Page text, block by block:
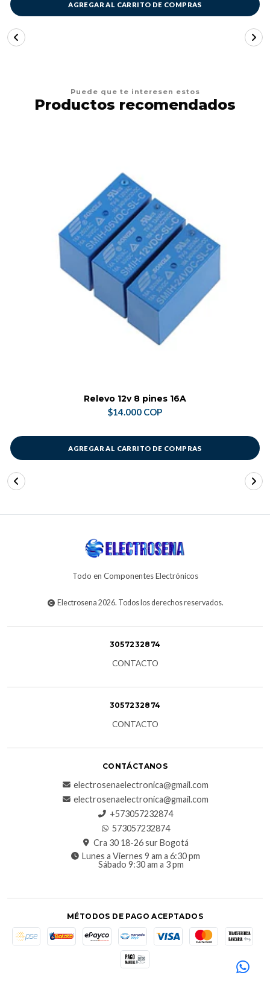
AGREGAR AL CARRITO DE COMPRAS
Puede que te interesen estos
Productos recomendados
Relevo 12v 8 pines 16A
$14.000 COP
AGREGAR AL CARRITO DE COMPRAS
Todo en Componentes Electrónicos
Electrosena 2026. Todos los derechos reservados.
3057232874
CONTACTO
3057232874
CONTACTO
CONTÁCTANOS
electrosenaelectronica@gmail.com
electrosenaelectronica@gmail.com
+573057232874
573057232874
Cra 30 18-26 sur Bogotá
Lunes a Viernes 9 am a 6:30 pm
Sábado 9:30 am a 3 pm
MÉTODOS DE PAGO ACEPTADOS